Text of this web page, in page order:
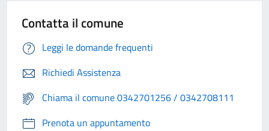
Contatta il comune
Leggi le domande frequenti
Richiedi Assistenza
Chiama il comune 0342701256 / 0342708111
Prenota un appuntamento